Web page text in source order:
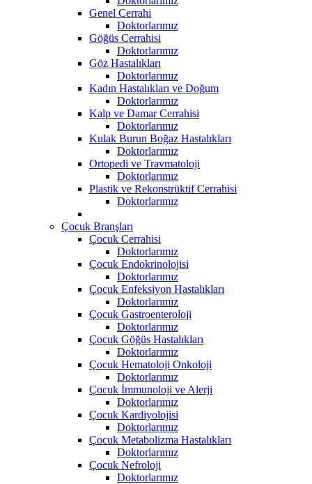
Genel Cerrahi
Doktorlarımız
Göğüs Cerrahisi
Doktorlarımız
Göz Hastalıkları
Doktorlarımız
Kadın Hastalıkları ve Doğum
Doktorlarımız
Kalp ve Damar Cerrahisi
Doktorlarımız
Kulak Burun Boğaz Hastalıkları
Doktorlarımız
Ortopedi ve Travmatoloji
Doktorlarımız
Plastik ve Rekonstrüktif Cerrahisi
Doktorlarımız
Çocuk Branşları
Çocuk Cerrahisi
Doktorlarımız
Çocuk Endokrinolojisi
Doktorlarımız
Çocuk Enfeksiyon Hastalıkları
Doktorlarımız
Çocuk Gastroenteroloji
Doktorlarımız
Çocuk Göğüs Hastalıkları
Doktorlarımız
Çocuk Hematoloji Onkoloji
Doktorlarımız
Çocuk İmmunoloji ve Alerji
Doktorlarımız
Çocuk Kardiyolojisi
Doktorlarımız
Çocuk Metabolizma Hastalıkları
Doktorlarımız
Çocuk Nefroloji
Doktorlarımız